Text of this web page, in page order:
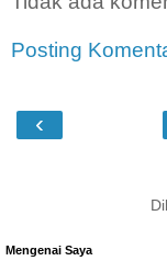
Posting
‹
Mengenai Saya